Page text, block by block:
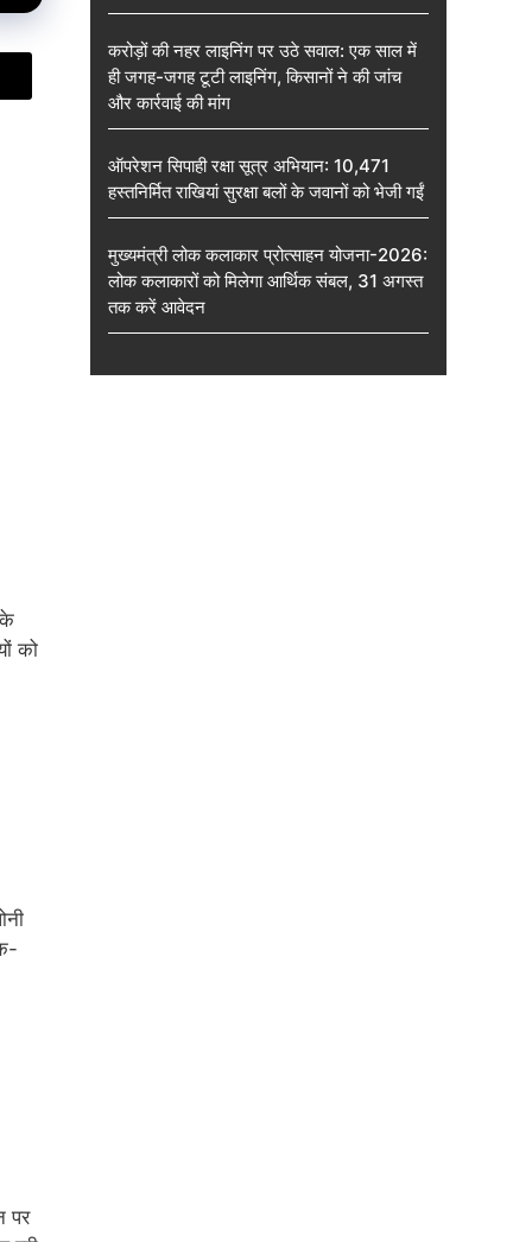
के
को
पर
करोड़ों की नहर लाइनिंग पर उठे सवाल: एक साल में
ही जगह-जगह टूटी लाइनिंग, किसानों ने की जांच
और कार्रवाई की मांग
ऑपरेशन सिपाही रक्षा सूत्र अभियान: 10,471
हस्तनिर्मित राखियां सुरक्षा बलों के जवानों को भेजी गईं
मुख्यमंत्री लोक कलाकार प्रोत्साहन योजना-2026:
लोक कलाकारों को मिलेगा आर्थिक संबल, 31 अगस्त
तक करें आवेदन